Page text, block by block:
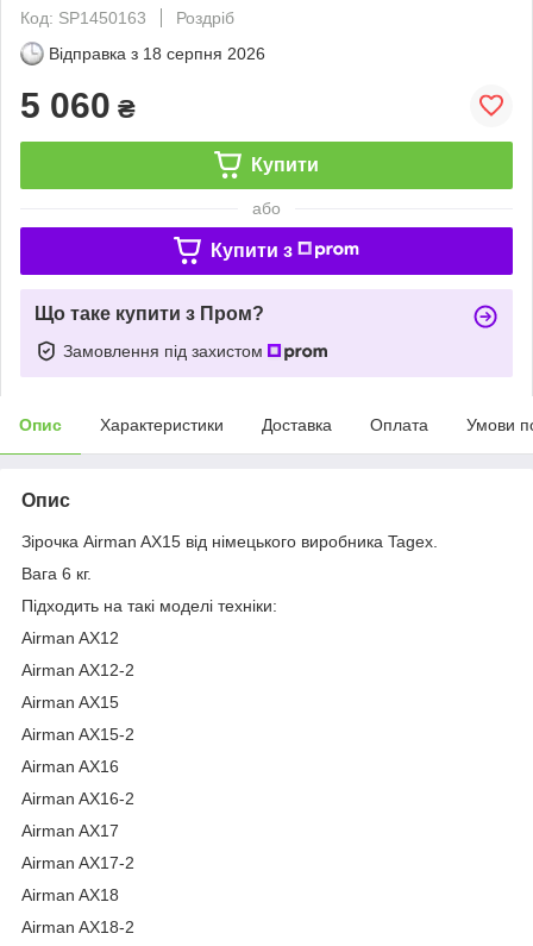
Код: SP1450163
Роздріб
Відправка з 18 серпня 2026
5 060 ₴
Купити
або
Купити з
Що таке купити з Пром?
Замовлення під захистом
Опис Характеристики Доставка Оплата Умови
Опис
Зірочка Airman AX15 від німецького виробника Tagex.
Вага 6 кг.
Підходить на такі моделі техніки:
Airman AX12
Airman AX12-2
Airman AX15
Airman AX15-2
Airman AX16
Airman AX16-2
Airman AX17
Airman AX17-2
Airman AX18
Airman AX18-2